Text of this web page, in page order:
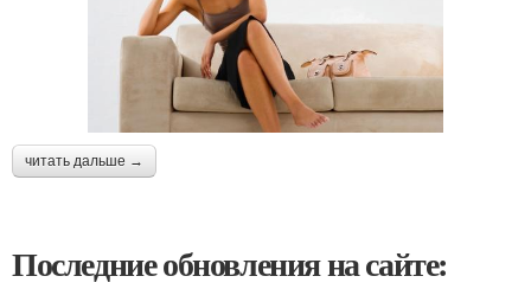
читать дальше →
Последние обновления на сайте: